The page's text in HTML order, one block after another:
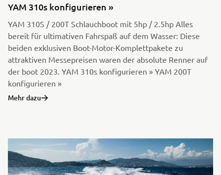
YAM 310s konfigurieren »
YAM 310S / 200T Schlauchboot mit 5hp / 2.5hp Alles
bereit für ultimativen Fahrspaß auf dem Wasser: Diese
beiden exklusiven Boot-Motor-Komplettpakete zu
attraktiven Messepreisen waren der absolute Renner auf
der boot 2023. YAM 310s konfigurieren » YAM 200T
konfigurieren »
Mehr dazu